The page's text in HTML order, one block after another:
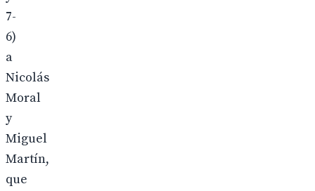
7-
6)
a
Nicolás
Moral
y
Miguel
Martín,
que